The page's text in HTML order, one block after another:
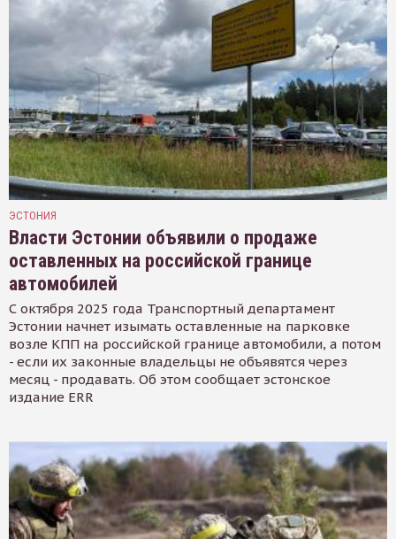
ЭСТОНИЯ
Власти Эстонии объявили о продаже
оставленных на российской границе
автомобилей
С октября 2025 года Транспортный департамент
Эстонии начнет изымать оставленные на парковке
возле КПП на российской границе автомобили, а потом
- если их законные владельцы не объявятся через
месяц - продавать. Об этом сообщает эстонское
издание ERR